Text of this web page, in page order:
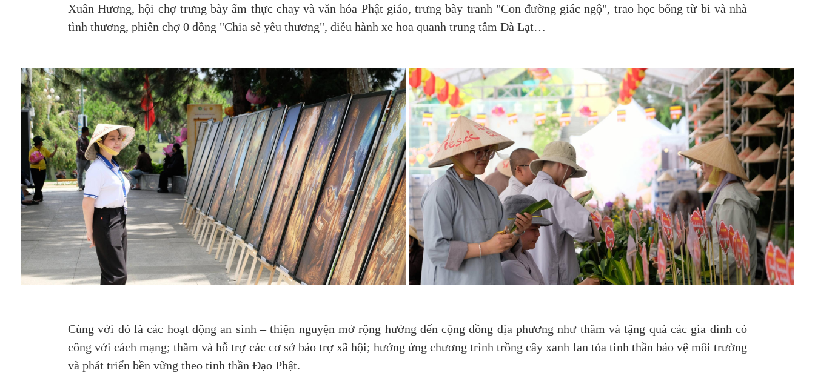
Xuân Hương, hội chợ trưng bày ẩm thực chay và văn hóa Phật giáo, trưng bày tranh "Con đường giác ngộ", trao học bổng từ bi và nhà
tình thương, phiên chợ 0 đồng "Chia sẻ yêu thương", diễu hành xe hoa quanh trung tâm Đà Lạt…
Cùng với đó là các hoạt động an sinh – thiện nguyện mở rộng hướng đến cộng đồng địa phương như thăm và tặng quà các gia đình có
công với cách mạng; thăm và hỗ trợ các cơ sở bảo trợ xã hội; hưởng ứng chương trình trồng cây xanh lan tỏa tinh thần bảo vệ môi trường
và phát triển bền vững theo tinh thần Đạo Phật.